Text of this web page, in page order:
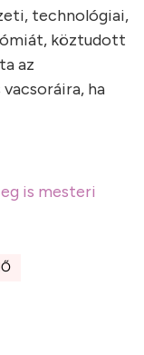
technológiai,
köztudott
az
ha
is mesteri